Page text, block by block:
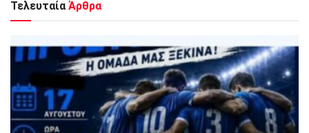
Τελευταία Άρθρα